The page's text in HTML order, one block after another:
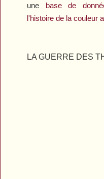
une base de
l'histoire de la couleur
LA GUERRE DES